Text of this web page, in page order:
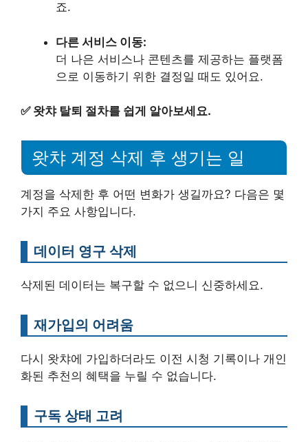
죠.
다른 서비스 이동:
더 나은 서비스나 콘텐츠를 제공하는 플랫폼
으로 이동하기 위한 결정일 때도 있어요.
✅ 왓챠 탈퇴 절차를 쉽게 알아보세요.
왓챠 계정 삭제 후 생기는 일
계정을 삭제한 후 어떤 변화가 생길까요? 다음은 몇
가지 주요 사항입니다.
데이터 영구 삭제
삭제된 데이터는 복구할 수 없으니 신중하세요.
재가입의 어려움
다시 왓챠에 가입하더라도 이전 시청 기록이나 개인
화된 추천의 혜택을 누릴 수 없습니다.
구독 상태 고려